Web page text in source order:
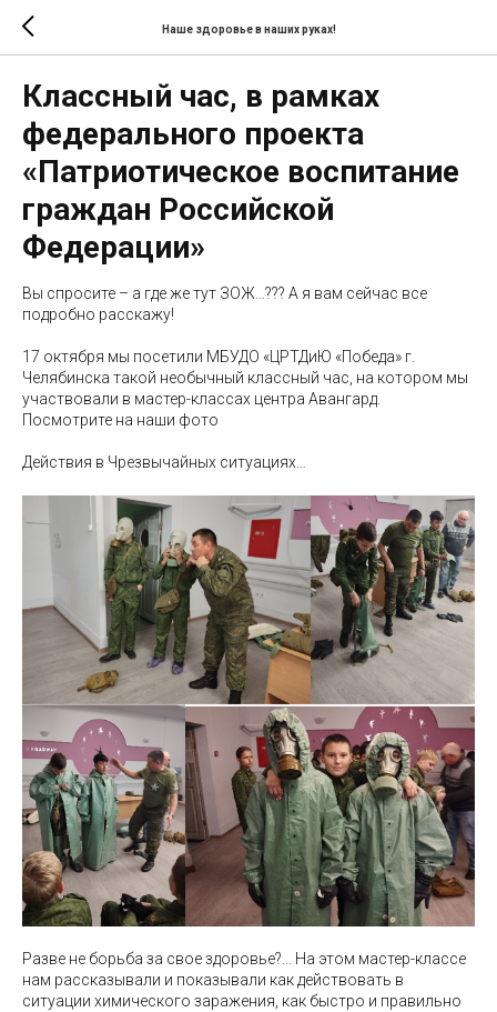
Наше здоровье в наших руках!
Классный час, в рамках
федерального проекта
«Патриотическое воспитание
граждан Российской
Федерации»
Вы спросите – а где же тут ЗОЖ…??? А я вам сейчас все
подробно расскажу!
17 октября мы посетили МБУДО «ЦРТДиЮ «Победа» г.
Челябинска такой необычный классный час, на котором мы
участвовали в мастер-классах центра Авангард.
Посмотрите на наши фото
Действия в Чрезвычайных ситуациях…
Разве не борьба за свое здоровье?... На этом мастер-классе
нам рассказывали и показывали как действовать в
ситуации химического заражения, как быстро и правильно